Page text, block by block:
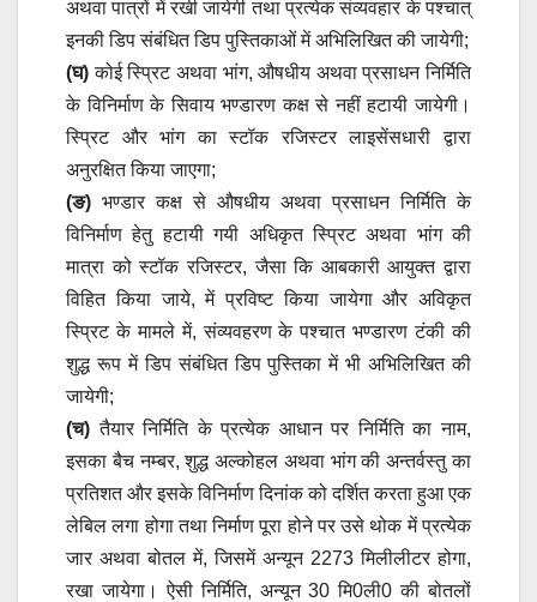
अथवा पात्रों में रखी जायेगी तथा प्रत्येक संव्यवहार के पश्चात्
इनकी डिप संबंधित डिप पुस्तिकाओं में अभिलिखित की जायेगी;
(घ) कोई स्प्रिट अथवा भांग, औषधीय अथवा प्रसाधन निर्मिति
के विनिर्माण के सिवाय भण्डारण कक्ष से नहीं हटायी जायेगी।
स्प्रिट और भांग का स्टॉक रजिस्टर लाइसेंसधारी द्वारा
अनुरक्षित किया जाएगा;
(ङ) भण्डार कक्ष से औषधीय अथवा प्रसाधन निर्मिति के
विनिर्माण हेतु हटायी गयी अधिकृत स्प्रिट अथवा भांग की
मात्रा को स्टॉक रजिस्टर, जैसा कि आबकारी आयुक्त द्वारा
विहित किया जाये, में प्रविष्ट किया जायेगा और अविकृत
स्प्रिट के मामले में, संव्यवहरण के पश्चात भण्डारण टंकी की
शुद्ध रूप में डिप संबंधित डिप पुस्तिका में भी अभिलिखित की
जायेगी;
(च) तैयार निर्मिति के प्रत्येक आधान पर निर्मिति का नाम,
इसका बैच नम्बर, शुद्ध अल्कोहल अथवा भांग की अन्तर्वस्तु का
प्रतिशत और इसके विनिर्माण दिनांक को दर्शित करता हुआ एक
लेबिल लगा होगा तथा निर्माण पूरा होने पर उसे थोक में प्रत्येक
जार अथवा बोतल में, जिसमें अन्यून 2273 मिलीलीटर होगा,
रखा जायेगा। ऐसी निर्मिति, अन्यून 30 मि0ली0 की बोतलों